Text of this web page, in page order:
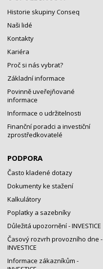
Historie skupiny Conseq
Naši lidé
Kontakty
Kariéra
Proč si nás vybrat?
Základní informace
Povinně uveřejňované
informace
Informace o udržitelnosti
Finanční poradci a investiční
zprostředkovatelé
PODPORA
Často kladené dotazy
Dokumenty ke stažení
Kalkulátory
Poplatky a sazebníky
Důležitá upozornění - INVESTICE
Časový rozvrh provozního dne -
INVESTICE
Informace zákazníkům -